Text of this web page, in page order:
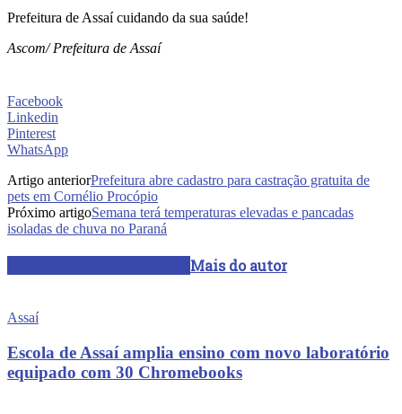
Prefeitura de Assaí cuidando da sua saúde!
Ascom/ Prefeitura de Assaí
Facebook
Linkedin
Pinterest
WhatsApp
Artigo anteriorPrefeitura abre cadastro para castração gratuita de
pets em Cornélio Procópio
Próximo artigoSemana terá temperaturas elevadas e pancadas
isoladas de chuva no Paraná
Mais do autor
Assaí
Escola de Assaí amplia ensino com novo laboratório
equipado com 30 Chromebooks